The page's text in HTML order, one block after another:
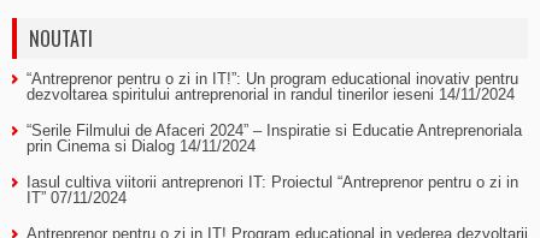
NOUTATI
“Antreprenor pentru o zi in IT!”: Un program educational inovativ pentru
dezvoltarea spiritului antreprenorial in randul tinerilor ieseni 14/11/2024
“Serile Filmului de Afaceri 2024” – Inspiratie si Educatie Antreprenoriala
prin Cinema si Dialog 14/11/2024
Iasul cultiva viitorii antreprenori IT: Proiectul “Antreprenor pentru o zi in
IT” 07/11/2024
Antreprenor pentru o zi in IT! Program educational in vederea dezvoltarii